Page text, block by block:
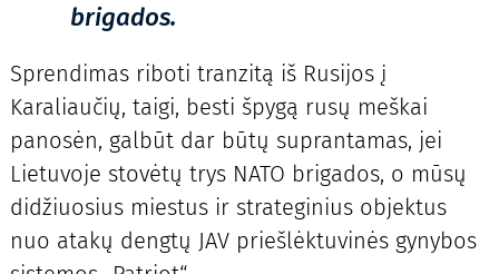
brigados.
Sprendimas riboti tranzitą iš Rusijos į
Karaliaučių, taigi, besti špygą rusų meškai
panosėn, galbūt dar būtų suprantamas, jei
Lietuvoje stovėtų trys NATO brigados, o mūsų
didžiuosius miestus ir strateginius objektus
nuo atakų dengtų JAV priešlėktuvinės gynybos